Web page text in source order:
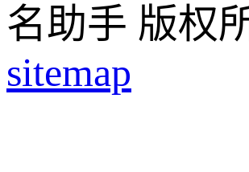
名助手 版权
sitemap